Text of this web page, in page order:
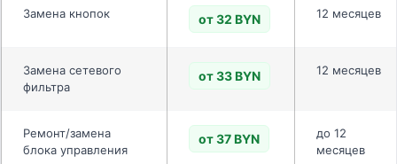
Замена кнопок от 32 BYN 12 месяцев
Замена сетевого
фильтра
от 33 BYN 12 месяцев
Ремонт/замена
блока управления
от 37 BYN
до 12
месяцев